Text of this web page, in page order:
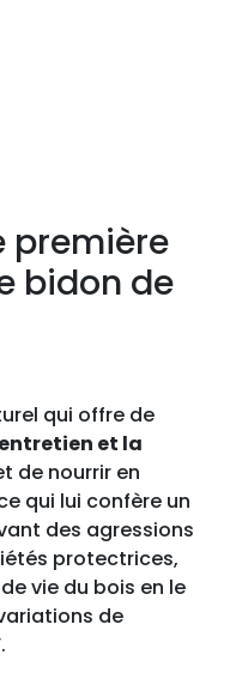
première
bidon de
qui offre de
et la
de nourrir en
qui lui confère un
des agressions
protectrices,
vie du bois en le
de